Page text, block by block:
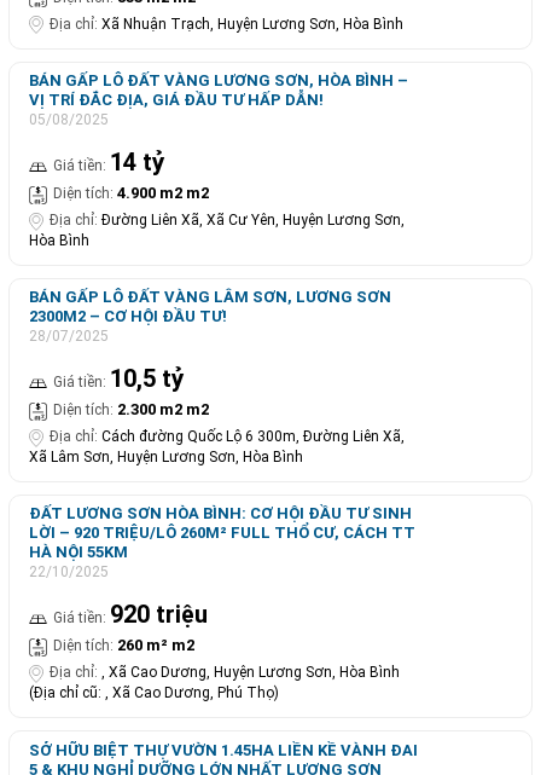
Địa chỉ: Xã Nhuận Trạch, Huyện Lương Sơn, Hòa Bình
BÁN GẤP LÔ ĐẤT VÀNG LƯƠNG SƠN, HÒA BÌNH –
VỊ TRÍ ĐẮC ĐỊA, GIÁ ĐẦU TƯ HẤP DẪN!
05/08/2025
Giá tiền: 14 tỷ
Diện tích: 4.900 m2 m2
Địa chỉ: Đường Liên Xã, Xã Cư Yên, Huyện Lương Sơn,
Hòa Bình
BÁN GẤP LÔ ĐẤT VÀNG LÂM SƠN, LƯƠNG SƠN
2300M2 – CƠ HỘI ĐẦU TƯ!
28/07/2025
Giá tiền: 10,5 tỷ
Diện tích: 2.300 m2 m2
Địa chỉ: Cách đường Quốc Lộ 6 300m, Đường Liên Xã,
Xã Lâm Sơn, Huyện Lương Sơn, Hòa Bình
ĐẤT LƯƠNG SƠN HÒA BÌNH: CƠ HỘI ĐẦU TƯ SINH
LỜI – 920 TRIỆU/LÔ 260M² FULL THỔ CƯ, CÁCH TT
HÀ NỘI 55KM
22/10/2025
Giá tiền: 920 triệu
Diện tích: 260 m² m2
Địa chỉ: , Xã Cao Dương, Huyện Lương Sơn, Hòa Bình
(Địa chỉ cũ: , Xã Cao Dương, Phú Thọ)
SỞ HỮU BIỆT THỰ VƯỜN 1.45HA LIỀN KỀ VÀNH ĐAI
5 & KHU NGHỈ DƯỠNG LỚN NHẤT LƯƠNG SƠN